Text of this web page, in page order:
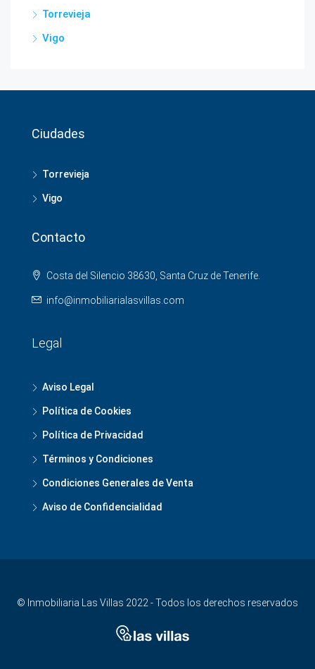
Torrevieja
Vigo
Ciudades
Torrevieja
Vigo
Contacto
Costa del Silencio 38630, Santa Cruz de Tenerife.
info@inmobiliarialasvillas.com
Legal
Aviso Legal
Política de Cookies
Política de Privacidad
Términos y Condiciones
Condiciones Generales de Venta
Aviso de Confidencialidad
© Inmobiliaria Las Villas 2022 - Todos los derechos reservados